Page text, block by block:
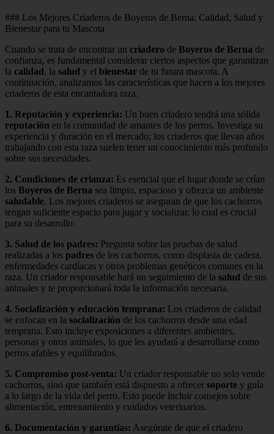
### Los Mejores Criaderos de Boyeros de Berna: Calidad, Salud y
Bienestar para tu Mascota
Cuando se trata de encontrar un criadero de Boyeros de Berna de
confianza, es fundamental considerar ciertos aspectos que garantizan
la calidad, la salud y el bienestar de tu futura mascota. A
continuación, analizamos las características que hacen a los mejores
criaderos de esta encantadora raza.
1. Reputación y experiencia: Un buen criadero tendrá una sólida
reputación en la comunidad de amantes de los perros. Investiga su
experiencia y duración en el mercado; los criaderos que llevan años
trabajando con esta raza suelen tener un conocimiento más profundo
sobre sus necesidades.
2. Condiciones de crianza: Es esencial que el lugar donde se crían
los Boyeros de Berna sea limpio, espacioso y ofrezca un ambiente
saludable. Los mejores criaderos se aseguran de que los cachorros
tengan suficiente espacio para jugar y socializar, lo cual es crucial
para su desarrollo.
3. Salud de los padres: Pregunta sobre las pruebas de salud
realizadas a los padres de los cachorros, como displasia de cadera,
enfermedades cardíacas y otros problemas genéticos comunes en la
raza. Un criador responsable hará un seguimiento de la salud de sus
animales y te proporcionará toda la información necesaria.
4. Socialización y educación temprana: Los criaderos de calidad
se enfocan en la socialización de los cachorros desde una edad
temprana. Esto incluye exposiciones a diferentes ambientes,
personas y otros animales, lo que les ayudará a desarrollarse como
perros afables y equilibrados.
5. Compromiso post-venta: Un criador responsable no solo vende
cachorros, sino que también está dispuesto a ofrecer soporte y guía
a lo largo de la vida del perro. Esto puede incluir consejos sobre
alimentación, entrenamiento y cuidados veterinarios.
6. Documentación y garantías: Asegúrate de que el criadero